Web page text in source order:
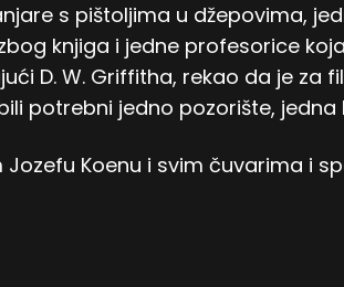
s pištoljima u džepovima,
knjiga i jedne profesorice
D. W. Griffitha, rekao da je za
potrebni jedno pozorište, jedna
Koenu i svim čuvarima i